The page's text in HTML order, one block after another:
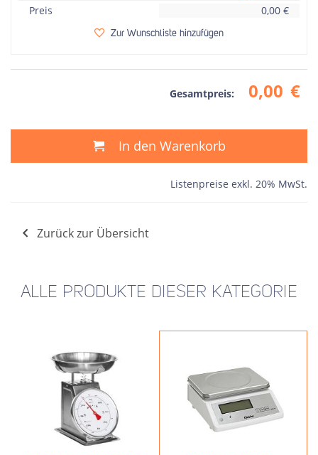
Preis
0,00 €
Zur Wunschliste hinzufügen
Gesamtpreis: 0,00 €
In den Warenkorb
Listenpreise exkl. 20% MwSt.
Zurück zur Übersicht
ALLE PRODUKTE DIESER KATEGORIE